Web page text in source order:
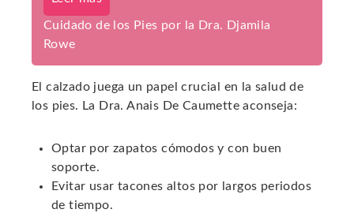
Cuidado de los Pies por la Dra. Djamila
Rowe
El calzado juega un papel crucial en la salud de
los pies. La Dra. Anais De Caumette aconseja:
Optar por zapatos cómodos y con buen
soporte.
Evitar usar tacones altos por largos periodos
de tiempo.